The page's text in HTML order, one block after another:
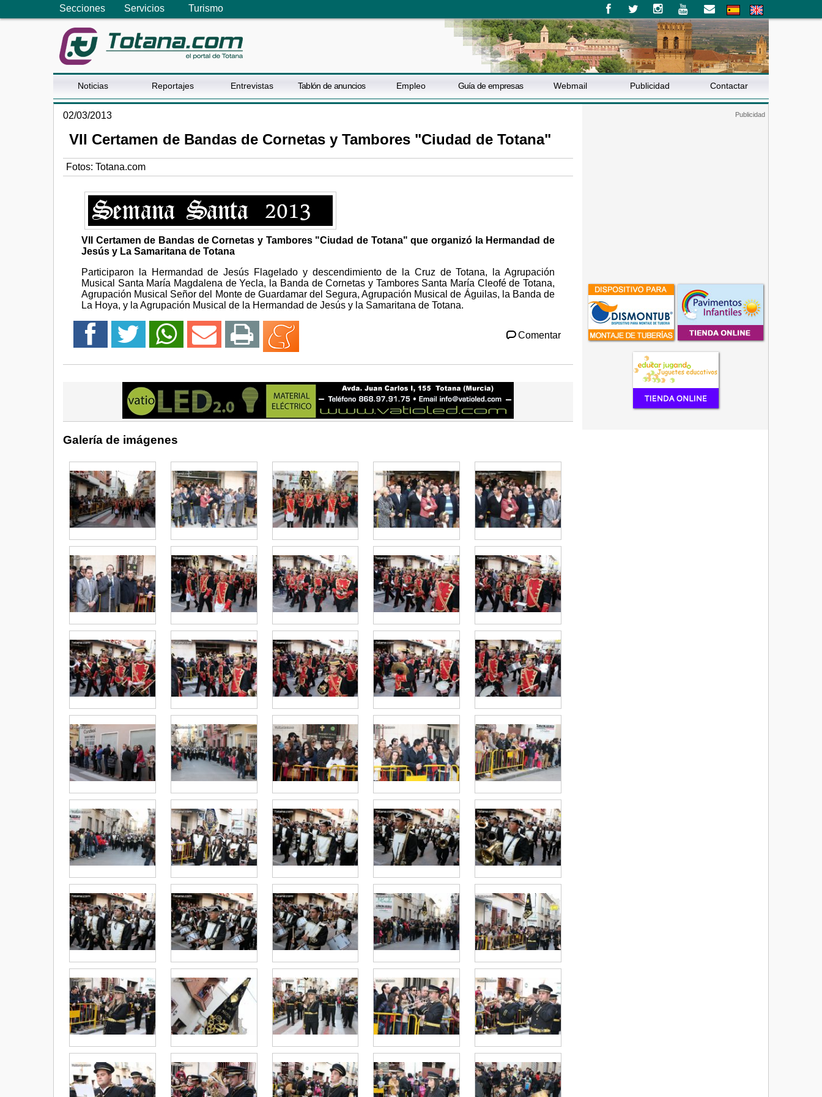
Secciones Servicios Turismo
Noticias Reportajes Entrevistas Tablón de anuncios Empleo Guía de empresas Webmail Publicidad Contactar
02/03/2013
VII Certamen de Bandas de Cornetas y Tambores "Ciudad de Totana"
Fotos: Totana.com
Comentar
VII Certamen de Bandas de Cornetas y Tambores "Ciudad de Totana" que organizó la Hermandad de
Jesús y La Samaritana de Totana
Participaron la Hermandad de Jesús Flagelado y descendimiento de la Cruz de Totana, la Agrupación
Musical Santa María Magdalena de Yecla, la Banda de Cornetas y Tambores Santa María Cleofé de Totana,
Agrupación Musical Señor del Monte de Guardamar del Segura, Agrupación Musical de Águilas, la Banda de
La Hoya, y la Agrupación Musical de la Hermandad de Jesús y la Samaritana de Totana.
Galería de imágenes